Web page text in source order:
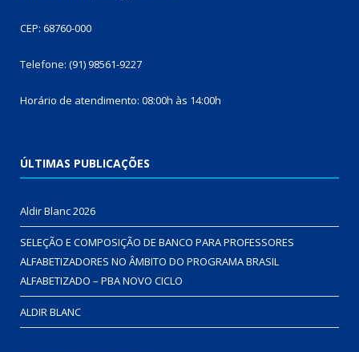
CEP: 68760-000
Telefone: (91) 98561-9227
Horário de atendimento: 08:00h às 14:00h
ÚLTIMAS PUBLICAÇÕES
Aldir Blanc 2026
SELEÇÃO E COMPOSIÇÃO DE BANCO PARA PROFESSORES
ALFABETIZADORES NO ÂMBITO DO PROGRAMA BRASIL
ALFABETIZADO – PBA NOVO CICLO
ALDIR BLANC